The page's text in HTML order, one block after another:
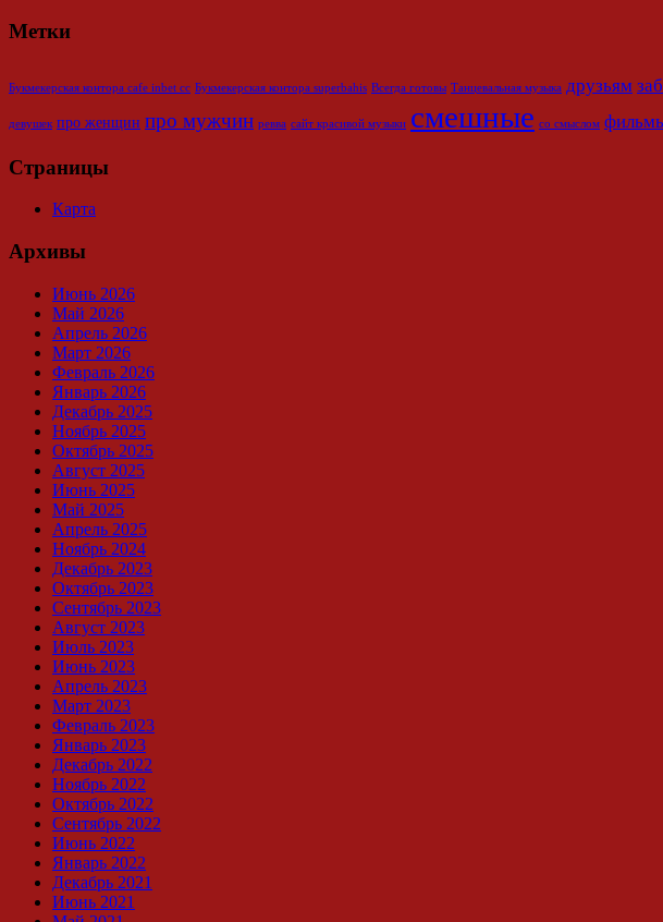
Метки
Букмекерская контора cafe inbet cc Букмекерская контора superbahis Всегда готовы Танцевальная музыка друзьям
девушек про женщин про мужчин ревва сайт красивой музыки смешные со смыслом
Страницы
Карта
Архивы
Июнь 2026
Май 2026
Апрель 2026
Март 2026
Февраль 2026
Январь 2026
Декабрь 2025
Ноябрь 2025
Октябрь 2025
Август 2025
Июнь 2025
Май 2025
Апрель 2025
Ноябрь 2024
Декабрь 2023
Октябрь 2023
Сентябрь 2023
Август 2023
Июль 2023
Июнь 2023
Апрель 2023
Март 2023
Февраль 2023
Январь 2023
Декабрь 2022
Ноябрь 2022
Октябрь 2022
Сентябрь 2022
Июнь 2022
Январь 2022
Декабрь 2021
Июнь 2021